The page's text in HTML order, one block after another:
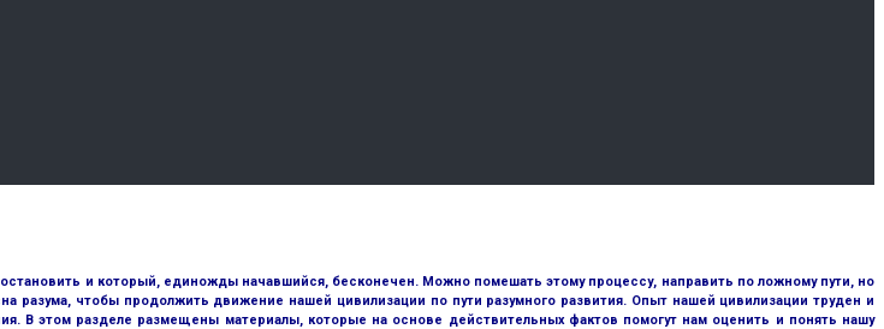
и который, единожды начавшийся, бесконечен. Можно помешать этому процессу, направить по ложному пути, но
разума, чтобы продолжить движение нашей цивилизации по пути разумного развития. Опыт нашей цивилизации труден и
В этом разделе размещены материалы, которые на основе действительных фактов помогут нам оценить и понять нашу